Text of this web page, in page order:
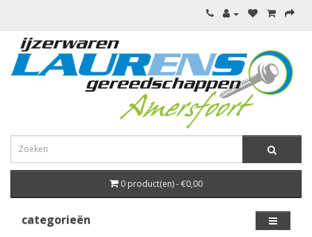
0 product(en) - €0,00
categorieën